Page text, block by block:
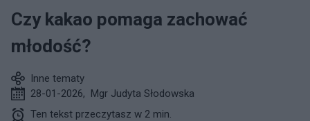
Czy kakao pomaga zachować
młodość?
Inne tematy
28-01-2026, Mgr Judyta Słodowska
Ten tekst przeczytasz w 2 min.